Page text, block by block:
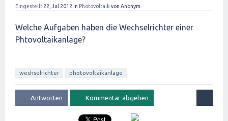
Eingestellt 22, Jul 2012 in Photovoltaik von Anonym
Welche Aufgaben haben die Wechselrichter einer
Phtovoltaikanlage?
wechselrichter photovoltaikanlage